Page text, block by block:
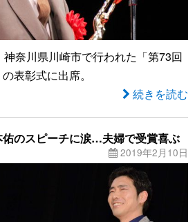
奈川県川崎市で行われた「第73回
表彰式に出席。
続きを読む
のスピーチに涙…夫婦で受賞喜ぶ
2019年2月10日